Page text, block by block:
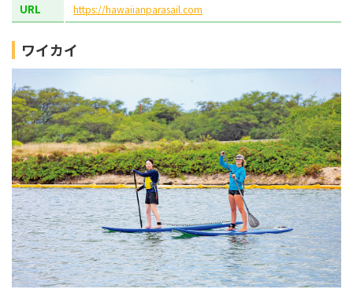
URL https://hawaiianparasail.com
ワイカイ